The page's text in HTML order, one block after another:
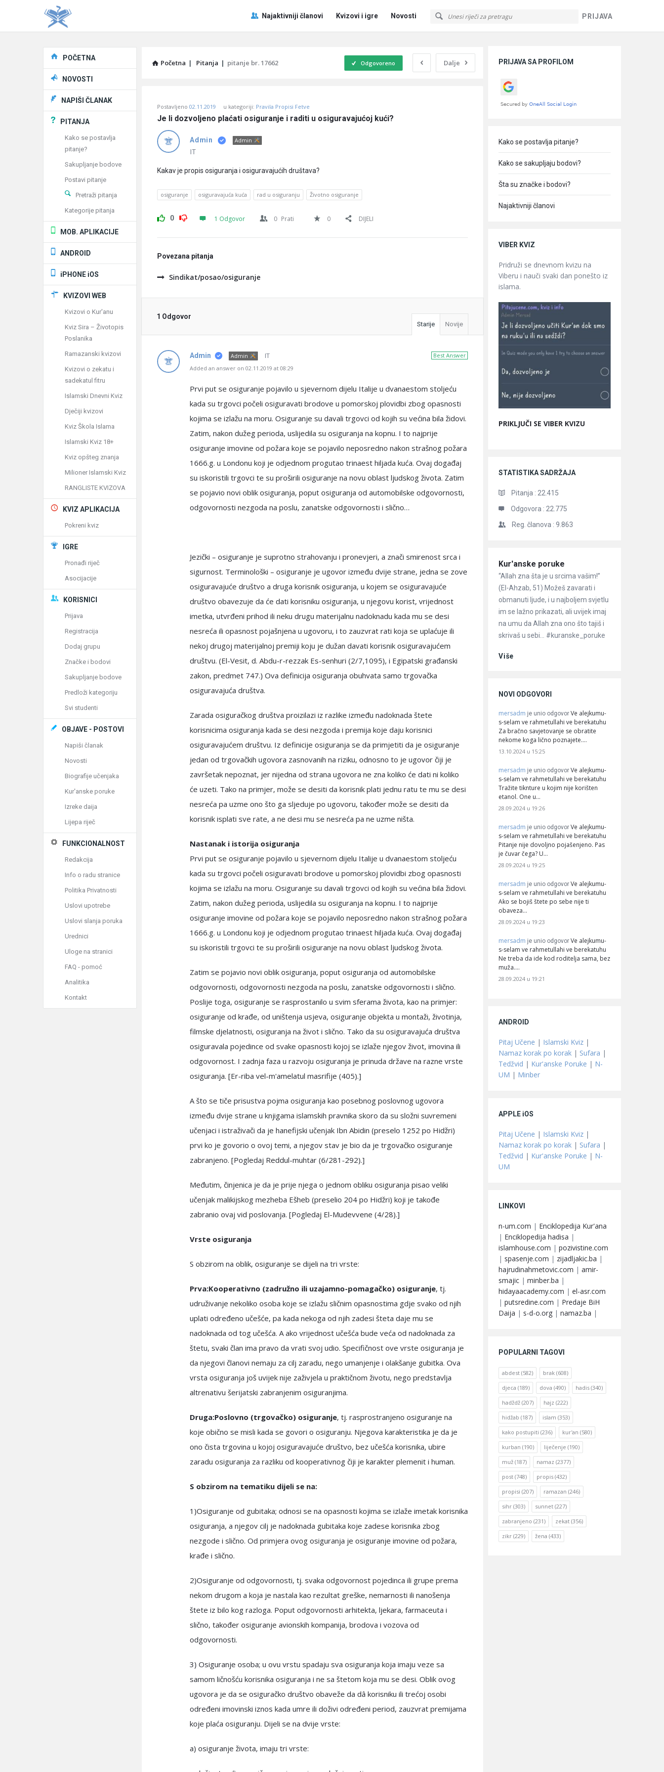
PRIJAVA
Pitaj
Učene
Navigacija
Najaktivniji članovi Kvizovi i igre Novosti
Početna | Pitanja | pitanje br. 17662 Dalje
Odgovoreno
Učene
Latest
Pitanja
Postavljeno 02.11.2019 u kategoriji: Pravila Propisi Fetve
Je li dozvoljeno plaćati osiguranje i raditi u osiguravajućoj kući?
Admin Admin
IT
Kakav je propis osiguranja i osiguravajućih društava?
osiguranje osiguravajuća kuća rad u osiguranju Životno osiguranje
0 1 Odgovor 0 Prati 0 DIJELI
Povezana pitanja
Sindikat/posao/osiguranje
1 Odgovor
Starije Novije
Best Answer
Admin Admin IT
Added an answer on 02.11.2019 at 08:29
Prvi put se osiguranje pojavilo u sjevernom dijelu Italije u dvanaestom stoljeću
kada su trgovci počeli osiguravati brodove u pomorskoj plovidbi zbog opasnosti
kojima se izlažu na moru. Osiguranje su davali trgovci od kojih su većina bila židovi.
Zatim, nakon dužeg perioda, uslijedila su osiguranja na kopnu. I to najprije
osiguranje imovine od požara koje se pojavilo neposredno nakon strašnog požara
1666.g. u Londonu koji je odjednom progutao trinaest hiljada kuća. Ovaj događaj
su iskoristili trgovci te su proširili osiguranje na novu oblast ljudskog života. Zatim
se pojavio novi oblik osiguranja, poput osiguranja od automobilske odgovornosti,
odgovornosti nezgoda na poslu, zanatske odgovornosti i slično…
Jezički – osiguranje je suprotno strahovanju i pronevjeri, a znači smirenost srca i
sigurnost. Terminološki – osiguranje je ugovor između dvije strane, jedna se zove
osiguravajuće društvo a druga korisnik osiguranja, u kojem se osiguravajuće
društvo obavezuje da će dati korisniku osiguranja, u njegovu korist, vrijednost
imetka, utvrđeni prihod ili neku drugu materijalnu nadoknadu kada mu se desi
nesreća ili opasnost pojašnjena u ugovoru, i to zauzvrat rati koja se uplaćuje ili
nekoj drugoj materijalnoj premiji koju je dužan davati korisnik osiguravajućem
društvu. (El-Vesit, d. Abdu-r-rezzak Es-senhuri (2/7,1095), i Egipatski građanski
zakon, predmet 747.) Ova definicija osiguranja obuhvata samo trgovačka
osiguravajuća društva.
Zarada osiguračkog društva proizilazi iz razlike između nadoknada štete
korisnicima osiguranja kada se desi nezgoda i premija koje daju korisnici
osiguravajućem društvu. Iz definicije osiguranja se da primjetiti da je osiguranje
jedan od trgovačkih ugovora zasnovanih na riziku, odnosno to je ugovor čiji je
završetak nepoznat, jer nijedna od strana ugovora ne zna koliko će dati ni koliko
će uzeti. Tako na primjer, može se desiti da korisnik plati jednu ratu te mu se desi
nesreća pa uzme ono što ga sljeduje po ugovoru, također može se desiti da
korisnik isplati sve rate, a ne desi mu se nesreća pa ne uzme ništa.
Nastanak i istorija osiguranja
Prvi put se osiguranje pojavilo u sjevernom dijelu Italije u dvanaestom stoljeću
kada su trgovci počeli osiguravati brodove u pomorskoj plovidbi zbog opasnosti
kojima se izlažu na moru. Osiguranje su davali trgovci od kojih su većina bila židovi.
Zatim, nakon dužeg perioda, uslijedila su osiguranja na kopnu. I to najprije
osiguranje imovine od požara koje se pojavilo neposredno nakon strašnog požara
1666.g. u Londonu koji je odjednom progutao trinaest hiljada kuća. Ovaj događaj
su iskoristili trgovci te su proširili osiguranje na novu oblast ljudskog života.
Zatim se pojavio novi oblik osiguranja, poput osiguranja od automobilske
odgovornosti, odgovornosti nezgoda na poslu, zanatske odgovornosti i slično.
Poslije toga, osiguranje se rasprostanilo u svim sferama života, kao na primjer:
osiguranje od krađe, od uništenja usjeva, osiguranje objekta u montaži, životinja,
filmske djelatnosti, osiguranja na život i slično. Tako da su osiguravajuća društva
osiguravala pojedince od svake opasnosti kojoj se izlaže njegov život, imovina ili
odgovornost. I zadnja faza u razvoju osiguranja je prinuda države na razne vrste
osiguranja. [Er-riba vel-m'amelatul masrifije (405).]
A što se tiče prisustva pojma osiguranja kao posebnog poslovnog ugovora
između dvije strane u knjigama islamskih pravnika skoro da su složni suvremeni
učenjaci i istraživači da je hanefijski učenjak Ibn Abidin (preselo 1252 po Hidžri)
prvi ko je govorio o ovoj temi, a njegov stav je bio da je trgovačko osiguranje
zabranjeno. [Pogledaj Reddul-muhtar (6/281-292).]
Međutim, činjenica je da je prije njega o jednom obliku osiguranja pisao veliki
učenjak malikijskog mezheba Ešheb (preselio 204 po Hidžri) koji je takođe
zabranio ovaj vid poslovanja. [Pogledaj El-Mudevvene (4/28).]
Vrste osiguranja
S obzirom na oblik, osiguranje se dijeli na tri vrste:
Prva:Kooperativno (zadružno ili uzajamno-pomagačko) osiguranje, tj.
udruživanje nekoliko osoba koje se izlažu sličnim opasnostima gdje svako od njih
uplati određeno učešće, pa kada nekoga od njih zadesi šteta daje mu se
nadoknada od tog učešća. A ako vrijednost učešća bude veća od nadoknada za
štetu, svaki član ima pravo da vrati svoj udio. Specifičnost ove vrste osiguranja je
da njegovi članovi nemaju za cilj zaradu, nego umanjenje i olakšanje gubitka. Ova
vrsta osiguranja još uvijek nije zaživjela u praktičnom životu, nego predstavlja
altrenativu šerijatski zabranjenim osiguranjima.
Druga:Poslovno (trgovačko) osiguranje, tj. rasprostranjeno osiguranje na
koje obično se misli kada se govori o osiguranju. Njegova karakteristika je da je
ono čista trgovina u kojoj osiguravajuće društvo, bez učešća korisnika, ubire
zaradu osiguranja za razliku od kooperativnog čiji je karakter plemenit i human.
S obzirom na tematiku dijeli se na:
1)Osiguranje od gubitaka; odnosi se na opasnosti kojima se izlaže imetak korisnika
osiguranja, a njegov cilj je nadoknada gubitaka koje zadese korisnika zbog
nezgode i slično. Od primjera ovog osiguranja je osiguranje imovine od požara,
krađe i slično.
2)Osiguranje od odgovornosti, tj. svaka odgovornost pojedinca ili grupe prema
nekom drugom a koja je nastala kao rezultat greške, nemarnosti ili nanošenja
štete iz bilo kog razloga. Poput odgovornosti arhitekta, ljekara, farmaceuta i
slično, također osiguranje avionskih kompanija, brodova i vozova od
odgovornosti.
3) Osiguranje osoba; u ovu vrstu spadaju sva osiguranja koja imaju veze sa
samom ličnošću korisnika osiguranja i ne sa štetom koja mu se desi. Oblik ovog
ugovora je da se osiguračko društvo obaveže da dâ korisniku ili trećoj osobi
određeni imovinski iznos kada umre ili doživi određeni period, zauzvrat premijama
koje plaća osiguranju. Dijeli se na dvije vrste:
a) osiguranje života, imaju tri vrste:
PRIJAVA SA PROFILOM
Kako se postavlja pitanje?
Kako se sakupljaju bodovi?
Šta su značke i bodovi?
Najaktivniji članovi
VIBER KVIZ
Pridruži se dnevnom kvizu na
Viberu i nauči svaki dan ponešto iz
islama.
PRIKLJUČI SE VIBER KVIZU
STATISTIKA SADRŽAJA
Pitanja : 22.415
Odgovora : 22.775
Reg. članova : 9.863
Članci
Kur'anske poruke
“Allah zna šta je u srcima vašim!”
(El-Ahzab, 51) Možeš zavarati i
obmanuti ljude, i u najboljem svjetlu
im se lažno prikazati, ali uvijek imaj
na umu da Allah zna ono što tajiš i
skrivaš u sebi… #kuranske_poruke
Više
NOVI ODGOVORI
mersadm je unio odgovor Ve alejkumu-
s-selam ve rahmetullahi ve berekatuhu
Za bračno savjetovanje se obratite
nekome koga lično poznajete.…
13.10.2024 u 15:25
mersadm je unio odgovor Ve alejkumu-
s-selam ve rahmetullahi ve berekatuhu
Tražite tiknture u kojim nije korišten
etanol. One u…
28.09.2024 u 19:26
mersadm je unio odgovor Ve alejkumu-
s-selam ve rahmetullahi ve berekatuhu
Pitanje nije dovoljno pojašenjeno. Pas
je čuvar čega? U…
28.09.2024 u 19:25
mersadm je unio odgovor Ve alejkumu-
s-selam ve rahmetullahi ve berekatuhu
Ako se bojiš štete po sebe nije ti
obaveza…
28.09.2024 u 19:23
mersadm je unio odgovor Ve alejkumu-
s-selam ve rahmetullahi ve berekatuhu
Ne treba da ide kod roditelja sama, bez
muža.…
28.09.2024 u 19:21
ANDROID
Pitaj Učene | Islamski Kviz |
Namaz korak po korak | Sufara |
Tedžvid | Kur'anske Poruke | N-
UM | Minber
APPLE iOS
Pitaj Učene | Islamski Kviz |
Namaz korak po korak | Sufara |
Tedžvid | Kur'anske Poruke | N-
UM
LINKOVI
n-um.com | Enciklopedija Kur'ana
| Enciklopedija hadisa |
islamhouse.com | pozivistine.com
| spasenje.com | zijadljakic.ba |
hajrudinahmetovic.com | amir-
smajic | minber.ba |
hidayaacademy.com | el-asr.com
| putsredine.com | Predaje BiH
Daija | s-d-o.org | namaz.ba |
POPULARNI TAGOVI
abdest (582) brak (608)
djeca (189) dova (490) hadis (340)
hadždž (207) hajz (222)
hidžab (187) islam (353)
kako postupiti (236) kur'an (580)
kurban (190) liječenje (190)
muž (187) namaz (2377)
post (748) propis (432)
propisi (207) ramazan (246)
sihr (303) sunnet (227)
zabranjeno (231) zekat (356)
zikr (229) žena (433)
Explore
POČETNA
NOVOSTI
NAPIŠI ČLANAK
PITANJA
Kako se postavlja
pitanje?
Sakupljanje bodove
Postavi pitanje
Pretraži pitanja
Kategorije pitanja
MOB. APLIKACIJE
ANDROID
iPHONE iOS
KVIZOVI WEB
Kvizovi o Kur'anu
Kviz Sira – Životopis
Poslanika
Ramazanski kvizovi
Kvizovi o zekatu i
sadekatul fitru
Islamski Dnevni Kviz
Dječiji kvizovi
Kviz Škola Islama
Islamski Kviz 18+
Kviz opšteg znanja
Milioner Islamski Kviz
RANGLISTE KVIZOVA
KVIZ APLIKACIJA
Pokreni kviz
IGRE
Pronađi riječ
Asocijacije
KORISNICI
Prijava
Registracija
Dodaj grupu
Značke i bodovi
Sakupljanje bodove
Predloži kategoriju
Svi studenti
OBJAVE - POSTOVI
Napiši članak
Novosti
Biografije učenjaka
Kur'anske poruke
Izreke daija
Lijepa riječ
FUNKCIONALNOST
Redakcija
Info o radu stranice
Politika Privatnosti
Uslovi upotrebe
Uslovi slanja poruka
Urednici
Uloge na stranici
FAQ - pomoć
Analitika
Kontakt